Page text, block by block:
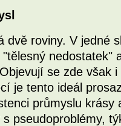
dvě roviny. V jedné
nedostatek"
se zde však
je tento ideál
průmyslu
s pseudoproblémy,